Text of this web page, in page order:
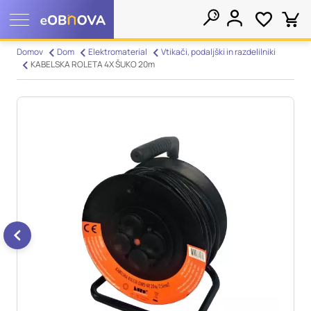
Domov Dom Elektromaterial
Vtikači, podaljški in razdelilniki
KABELSKA ROLETA 4X ŠUKO 20m
Nastavitve piškotkov
piškotkov. Te informacije se lahko navezujejo na vas, vaše
nastavitve, vašo napravo ali pa skrbijo, da vaše spletno mesto
deluje v skladu z vašimi pričakovanji. Te informacije običajno
ne razkrivajo neposredno vaše identitete, vendar vam lahko
zagotovijo bolj prilagojeno spletno uporabniško izkušnjo.
Nekatere vrste piškotkov lahko zavrnete. Klikajte različna
imena kategorij, da si ogledate več informacij in spremenite
privzete nastavitve. Blokiranje določenih vrst piškotkov vpliva
na vašo uporabo tega spletnega mesta in naše storitve.
Obvezni piškotki